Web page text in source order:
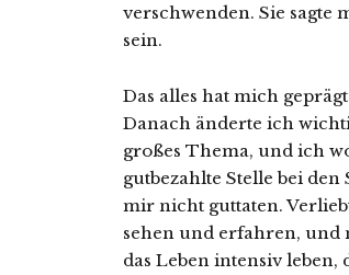
verschwenden. Sie sagte
sein.
Das alles hat mich
Danach änderte ich
großes Thema, und ich
gutbezahlte Stelle bei
mir nicht guttaten.
sehen und erfahren,
das Leben intensiv